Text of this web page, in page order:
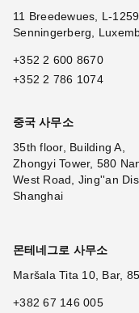
11 Breedewues, L-1259
Senningerberg,
+352 2 600 8670
+352 2 786 1074
중국 사무소
35th floor, Building A,
Zhongyi Tower, 580
West Road, Jing''an
Shanghai
몬테네그로 사무소
Maršala Tita 10, Bar,
+382 67 146 005